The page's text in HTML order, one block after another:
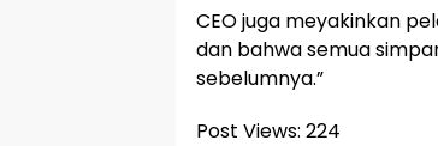
CEO juga meyakinkan
dan bahwa semua
sebelumnya.”
Post Views: 224